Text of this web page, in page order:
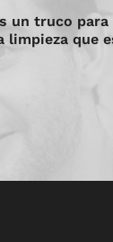
un truco para
limpieza que